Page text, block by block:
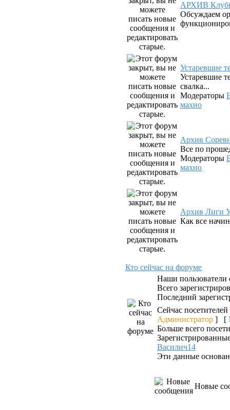
АРХИВ
Обсуждаем
Устаревшие
Устаревшие
свалка...
Модераторы
махно
Архив
Все по
Модераторы
махно
Архив Лиги
Как все
Кто сейчас на форуме
Наши
Всего
Последний
Сейчас
Администратор ] [
Больше всего
Василич14
Эти данные
Новые